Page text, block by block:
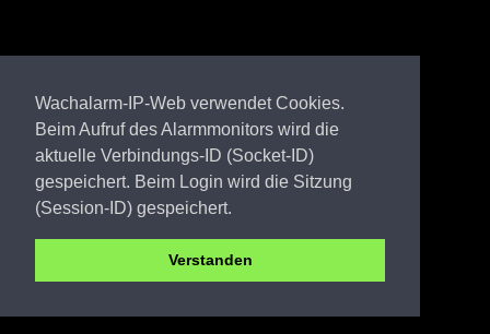
Wachalarm-IP-Web verwendet Cookies.
Beim Aufruf des Alarmmonitors wird die
aktuelle Verbindungs-ID (Socket-ID)
gespeichert. Beim Login wird die Sitzung
(Session-ID) gespeichert.
Verstanden
OSL FW Annahütte